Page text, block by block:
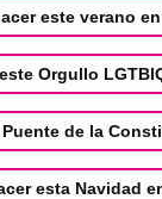
este verano
Orgullo
de la
esta Navidad